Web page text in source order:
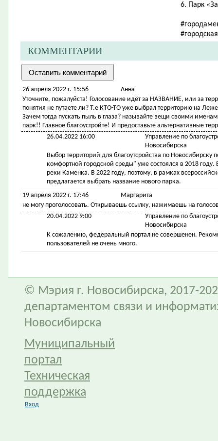
6. Парк
КОММЕНТАРИИ
26 апреля 2022 г. 15:56
Анна
Уточните, пожалуйста! Голосование идёт за НАЗВАНИЕ, или за
понятия не путаете ли? Т.е КТО-ТО уже выбрал территорию на
Зачем тогда пускать пыль в глаза? называйте вещи своими
парк!! Главное благоустройте! И предоставьте альтернативные
26.04.2022 16:00
Управление по
Новосибирска
Выбор территорий для благоутсройства по
комфортной городской среды" уже состоялся в 2018
реки Каменка. В 2022 году, поэтому, в рамках
предлагается выбрать название нового парка.
19 апреля 2022 г. 17:46
Маргарита
не могу проголосовать. Открываешь ссылку, нажимаешь на
20.04.2022 9:00
Управление по
Новосибирска
К сожалению, федеральный портал не совершенен.
пользователей не очень много.
© Мэрия г. Новосибирска, 2017-
департаментом связи и
Новосибирска
Муниципальный
портал
Техническая
поддержка
Вход